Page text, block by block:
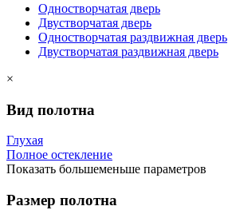
Одностворчатая дверь
Двустворчатая дверь
Одностворчатая раздвижная дверь
Двустворчатая раздвижная дверь
×
Вид полотна
Глухая
Полное остекление
Показать большеменьше параметров
Размер полотна